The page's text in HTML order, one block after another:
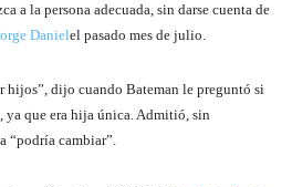
a la persona adecuada, sin darse cuenta de
Danielel pasado mes de julio.
hijos”, dijo cuando Bateman le preguntó si
que era hija única. Admitió, sin
“podría cambiar”.